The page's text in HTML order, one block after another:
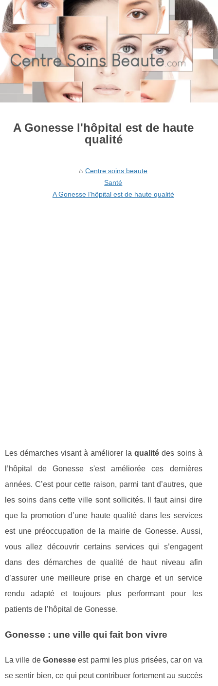
A Gonesse l'hôpital est de haute
qualité
Centre soins beaute
Santé
A Gonesse l'hôpital est de haute qualité
Les démarches visant à améliorer laqualité des soins à
l’hôpital de Gonesse s'est améliorée ces dernières
années. C’est pour cette raison, parmi tant d’autres, que
les soins dans cette ville sont sollicités. Il faut ainsi dire
que la promotion d’une haute qualité dans les services
est une préoccupation de la mairie de Gonesse. Aussi,
vous allez découvrir certains services qui s’engagent
dans des démarches de qualité de haut niveau afin
d’assurer une meilleure prise en charge et un service
rendu adapté et toujours plus performant pour les
patients de l’hôpital de Gonesse.
Gonesse : une ville qui fait bon vivre
La ville de Gonesseest parmi les plus prisées, car on va
se sentir bien, ce qui peut contribuer fortement au succès